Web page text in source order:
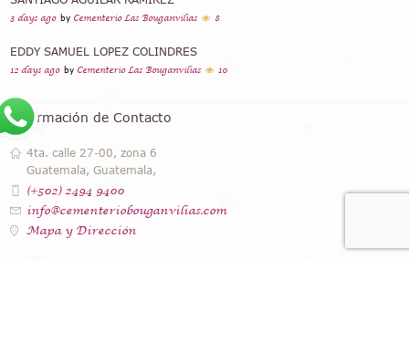
3 days ago by Cementerio Las Bouganvilias 8
EDDY SAMUEL LOPEZ COLINDRES
12 days ago by Cementerio Las Bouganvilias 10
Información de Contacto
4ta. calle 27-00, zona 6
Guatemala, Guatemala,
(+502) 2494 9400
info@cementeriobouganvilias.com
Mapa y Dirección